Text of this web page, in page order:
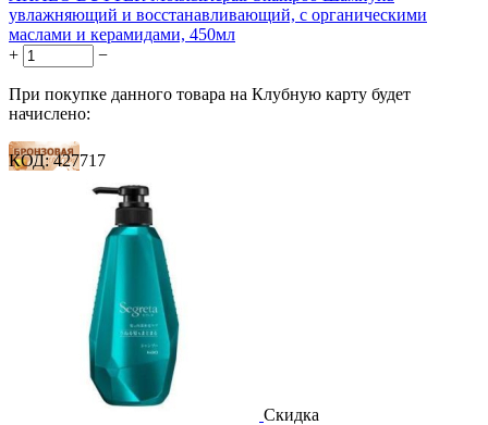
увлажняющий и восстанавливающий, с органическими
маслами и керамидами, 450мл
+
−
При покупке данного товара на Клубную карту будет
начислено:
24 балла
40 баллов
1 212.00
Р
за 1.00 мл

КОД: 427717
Скидка